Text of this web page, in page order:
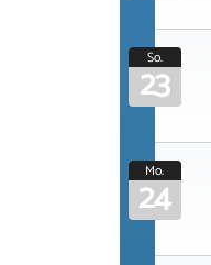
So.
23
Mo.
24